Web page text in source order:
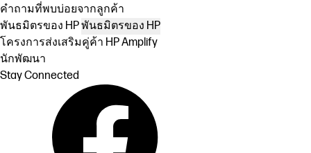
คำถามที่พบบ่อยจากลูกค้า
พันธมิตรของ HPพันธมิตรของ HP
โครงการส่งเสริมคู่ค้า HP Amplify
นักพัฒนา
Stay Connected